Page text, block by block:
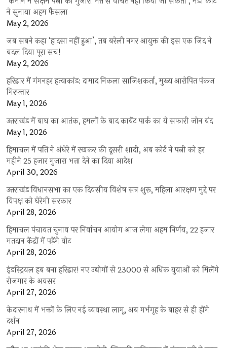
ने सुनाया अहम फैसला
May 2, 2026
जब सबने कहा ‘हादसा नहीं हुआ’, तब बरेली नगर आयुक्त की इस एक जिद ने
बदल दिया पूरा सच!
May 2, 2026
हरिद्वार में गंगनहर हत्याकांड: दामाद निकला साजिशकर्ता, मुख्य आरोपित पंकज
गिरफ्तार
May 1, 2026
उत्तराखंड में बाघ का आतंक, हमलों के बाद कार्बेट पार्क का ये सफारी जोन बंद
May 1, 2026
हिमाचल में पति ने अंधेरे में रखकर की दूसरी शादी, अब कोर्ट ने पत्नी को हर
महीने 25 हजार गुजारा भत्ता देने का दिया आदेश
April 30, 2026
उत्तराखंड विधानसभा का एक दिवसीय विशेष सत्र शुरू, महिला आरक्षण मुद्दे पर
विपक्ष को घेरेगी सरकार
April 28, 2026
हिमाचल पंचायत चुनाव पर निर्वाचन आयोग आज लेगा अहम निर्णय, 22 हजार
मतदान केंद्रों में पड़ेंगे वोट
April 28, 2026
इंडस्ट्रियल हब बना हरिद्वार! नए उद्योगों से 23000 से अधिक युवाओं को मिलेंगे
रोजगार के अवसर
April 27, 2026
केदारनाथ में भक्तों के लिए नई व्यवस्था लागू, अब गर्भगृह के बाहर से ही होंगे
दर्शन
April 27, 2026